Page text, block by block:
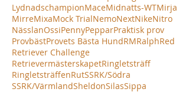
LydnadschampionMaceMidnatts-WTMirja
MirreMixaMock TrialNemoNextNikeNitro
NässlanOssiPennyPepparPraktisk prov
ProvbästProvets Bästa HundRMRalphRed
Retriever Challenge
RetrievermästerskapetRingletsträff
RingletsträffenRutSSRK/Södra
SSRK/VärmlandSheldonSilasSippa